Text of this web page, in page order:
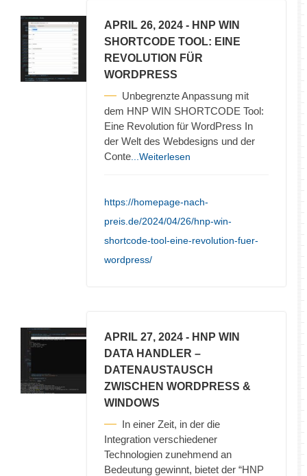
APRIL 26, 2024 - HNP WIN
SHORTCODE TOOL: EINE
REVOLUTION FÜR
WORDPRESS
Unbegrenzte Anpassung mit
dem HNP WIN SHORTCODE Tool:
Eine Revolution für WordPress In
der Welt des Webdesigns und der
Conte ...Weiterlesen
https://homepage-nach-
preis.de/2024/04/26/hnp-win-
shortcode-tool-eine-revolution-fuer-
wordpress/
APRIL 27, 2024 - HNP WIN
DATA HANDLER –
DATENAUSTAUSCH
ZWISCHEN WORDPRESS &
WINDOWS
In einer Zeit, in der die
Integration verschiedener
Technologien zunehmend an
Bedeutung gewinnt, bietet der “HNP